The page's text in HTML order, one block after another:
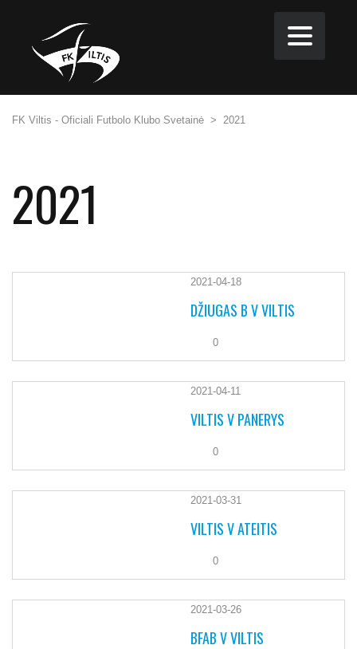
FK Viltis - Oficiali Futbolo Klubo Svetainė > 2021
2021
2021-04-18
DŽIUGAS B V VILTIS
0
2021-04-11
VILTIS V PANERYS
0
2021-03-31
VILTIS V ATEITIS
0
2021-03-26
BFAB V VILTIS